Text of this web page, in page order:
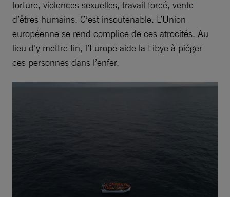
torture, violences sexuelles, travail forcé, vente
d’êtres humains. C’est insoutenable. L’Union
européenne se rend complice de ces atrocités. Au
lieu d’y mettre fin, l’Europe aide la Libye à piéger
ces personnes dans l’enfer.